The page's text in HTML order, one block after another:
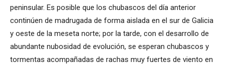
peninsular. Es posible que los chubascos del día anterior
continúen de madrugada de forma aislada en el sur de Galicia
y oeste de la meseta norte; por la tarde, con el desarrollo de
abundante nubosidad de evolución, se esperan chubascos y
tormentas acompañadas de rachas muy fuertes de viento en